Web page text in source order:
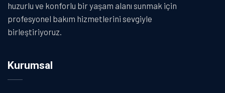
huzurlu ve konforlu bir yaşam alanı sunmak için
profesyonel bakım hizmetlerini sevgiyle
birleştiriyoruz.
Kurumsal